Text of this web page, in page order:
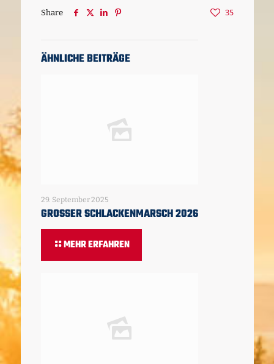
Share 35
ÄHNLICHE BEITRÄGE
29. September 2025
GROSSER SCHLACKENMARSCH 2026
MEHR ERFAHREN